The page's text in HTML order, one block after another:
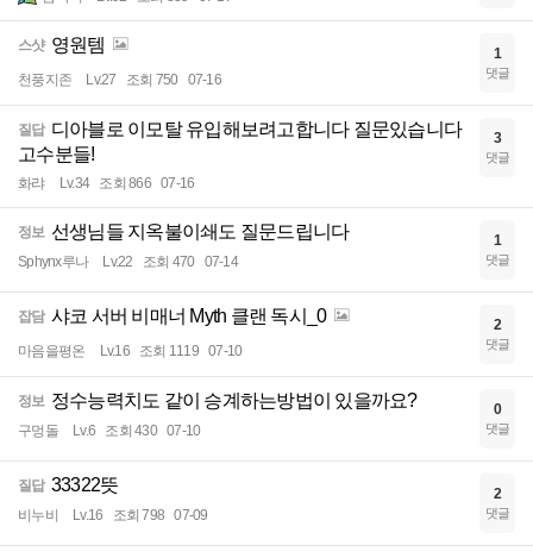
스샷 영원템
천풍지존 Lv.27 조회 750 07-16
1
댓글
질답 디아블로 이모탈 유입해보려고합니다 질문있습니다
고수분들!
화랴 Lv.34 조회 866 07-16
3
댓글
정보 선생님들 지옥불이쇄도 질문드립니다
Sphynx루나 Lv.22 조회 470 07-14
1
댓글
잡담 샤코 서버 비매너 Myth 클랜 독시_0
마음을평온 Lv.16 조회 1119 07-10
2
댓글
정보 정수능력치도 같이 승계하는방법이 있을까요?
구멍돌 Lv.6 조회 430 07-10
0
댓글
질답 33322뜻
비누비 Lv.16 조회 798 07-09
2
댓글